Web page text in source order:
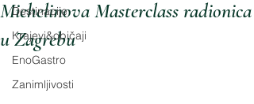
Destinacije
Krajevi&običaji
EnoGastro
Zanimljivosti
Michelinova Masterclass radionica
u Zagrebu